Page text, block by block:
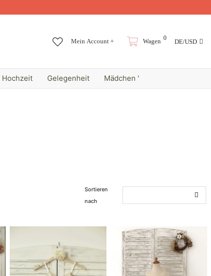
Mein Account + Wagen 0 DE/USD
Hochzeit Gelegenheit Mädchen '
Sortieren
nach